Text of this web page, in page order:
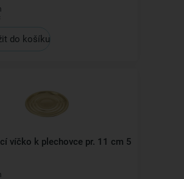
do košíku
víčko k plechovce pr. 11 cm 5